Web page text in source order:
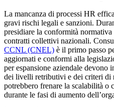
La mancanza di processi HR
gravi rischi legali e sanzioni.
presidiare la conformità
contratti collettivi nazionali.
CCNL (CNEL) è il primo passo
aggiornati e conformi alla
per espansione aziendale devono
dei livelli retributivi e dei criteri di
potrebbero frenare la scalabilità o
durante le fasi di aumento